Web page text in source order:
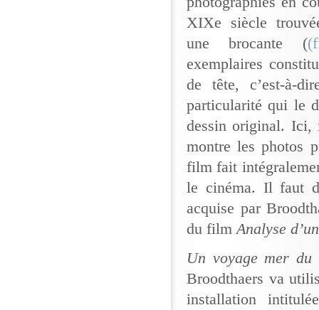
XIXe siècle
une brocante (
exemplaires
de tête, c’est-à-
particularité qui le
dessin original. Ici,
montre les photos
film fait
le cinéma. Il faut
acquise par
du filmAnalyse
Un voyage mer du
Broodthaers va
installation